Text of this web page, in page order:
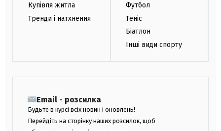
Купівля житла
Тренди і натхнення
Футбол
Теніс
Біатлон
Інші види спорту
Email - розсилка
Будьте в курсі всіх новин і оновлень!
Перейдіть на сторінку наших розсилок, щоб